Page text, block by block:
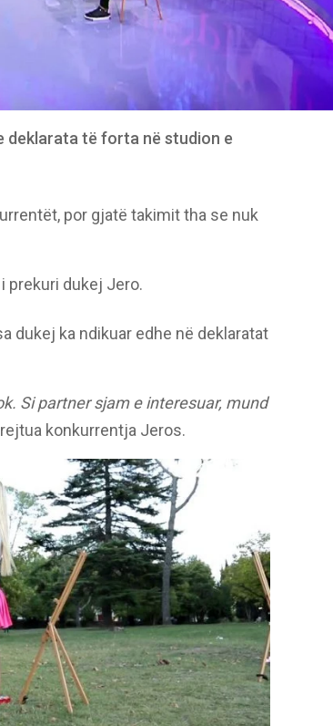
deklarata të forta në studion e
por gjatë takimit tha se nuk
prekuri dukej Jero.
dukej ka ndikuar edhe në deklaratat
Si partner sjam e interesuar, mund
konkurrentja Jeros.